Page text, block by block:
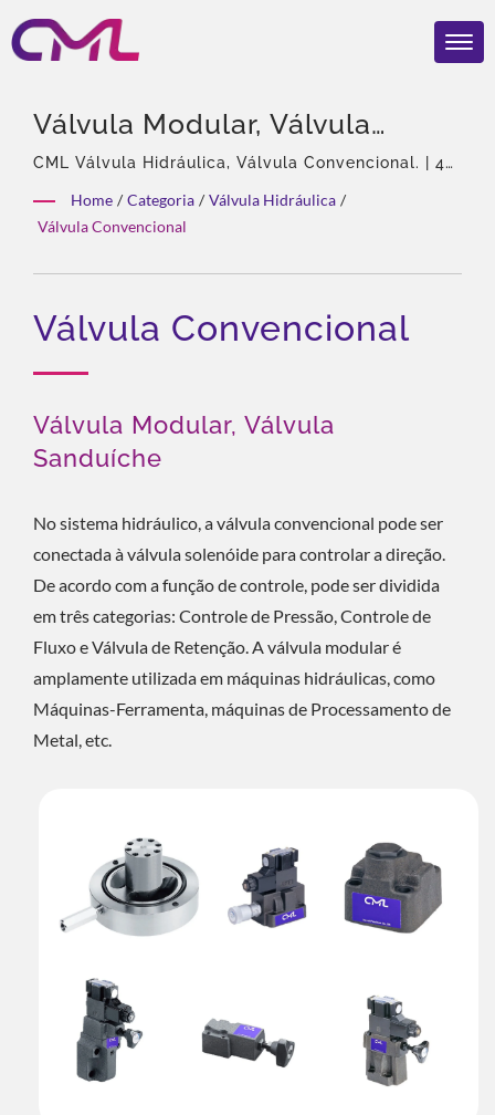
Válvula Modular, Válvula
Sanduíche | Válvulas E
Bombas Hidráulicas
Certificadas Globalmente –
CML Ganha O Prêmio
REBRAND 100® 2024
CML Válvula Hidráulica, Válvula Convencional. | 40
Home / Categoria / Válvula Hidráulica /
Válvula Convencional
Válvula Convencional
Válvula Modular, Válvula
Sanduíche
No sistema hidráulico, a válvula convencional pode ser
conectada à válvula solenóide para controlar a direção.
De acordo com a função de controle, pode ser dividida
em três categorias: Controle de Pressão, Controle de
Fluxo e Válvula de Retenção. A válvula modular é
amplamente utilizada em máquinas hidráulicas, como
Máquinas-Ferramenta, máquinas de Processamento de
Metal, etc.